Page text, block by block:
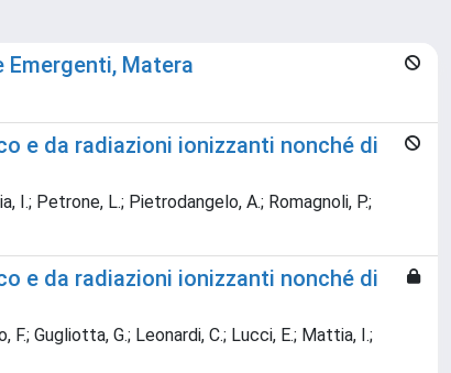
Matera
e da radiazioni ionizzanti nonché di
I.; Petrone, L.; Pietrodangelo, A.; Romagnoli, P.;
e da radiazioni ionizzanti nonché di
F.; Gugliotta, G.; Leonardi, C.; Lucci, E.; Mattia, I.;